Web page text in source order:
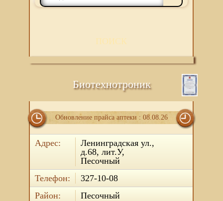
ПОИСК
Биотехнотроник
Обновление прайса аптеки : 08.08.26
Адрес:
Ленинградская ул.,
д.68, лит.У,
Песочный
Телефон:
327-10-08
Район:
Песочный